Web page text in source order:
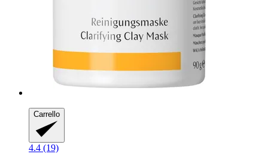
Carrello
4.4 (19)